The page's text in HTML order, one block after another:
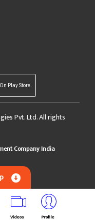
Play Store
Pvt. Ltd. All rights
Company India
Videos Profile